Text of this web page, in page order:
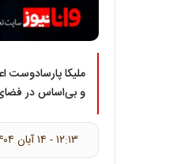
ملیکا پارسادوست
و بی‌اساس در
۱۲:۱۳ - ۱۴ آبان ۱۴۰۴